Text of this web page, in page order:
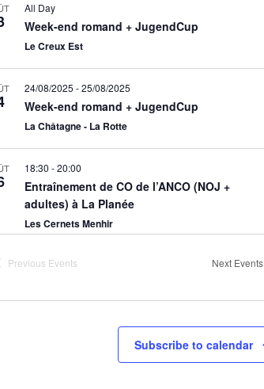
All Day
Week-end romand + JugendCup
Le Creux Est
24/08/2025 -25/08/2025
Week-end romand + JugendCup
La Châtagne - La Rotte
18:30-20:00
Entraînement de CO de l’ANCO (NOJ +
adultes) à La Planée
Les Cernets Menhir
14:00-16:30
Les Cernets Menhir
Intervalles ANCO (NOJ + adultes)
Previous Events Next Events
Subscribe to calendar